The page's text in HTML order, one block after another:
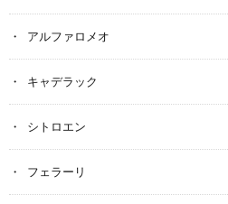
アルファロメオ
キャデラック
シトロエン
フェラーリ